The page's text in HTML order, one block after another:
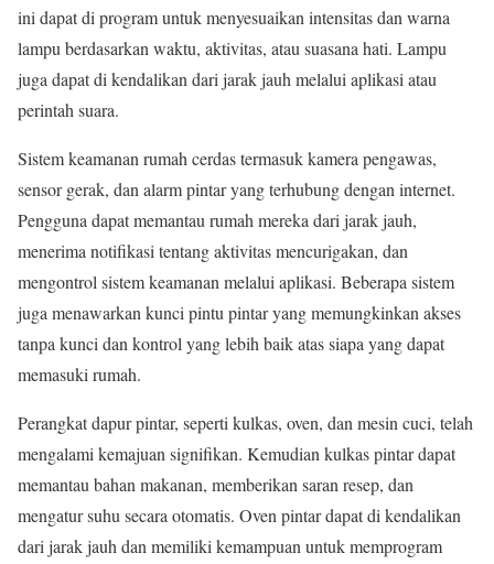
ini dapat di program untuk menyesuaikan intensitas dan warna
lampu berdasarkan waktu, aktivitas, atau suasana hati. Lampu
juga dapat di kendalikan dari jarak jauh melalui aplikasi atau
perintah suara.
Sistem keamanan rumah cerdas termasuk kamera pengawas,
sensor gerak, dan alarm pintar yang terhubung dengan internet.
Pengguna dapat memantau rumah mereka dari jarak jauh,
menerima notifikasi tentang aktivitas mencurigakan, dan
mengontrol sistem keamanan melalui aplikasi. Beberapa sistem
juga menawarkan kunci pintu pintar yang memungkinkan akses
tanpa kunci dan kontrol yang lebih baik atas siapa yang dapat
memasuki rumah.
Perangkat dapur pintar, seperti kulkas, oven, dan mesin cuci, telah
mengalami kemajuan signifikan. Kemudian kulkas pintar dapat
memantau bahan makanan, memberikan saran resep, dan
mengatur suhu secara otomatis. Oven pintar dapat di kendalikan
dari jarak jauh dan memiliki kemampuan untuk memprogram